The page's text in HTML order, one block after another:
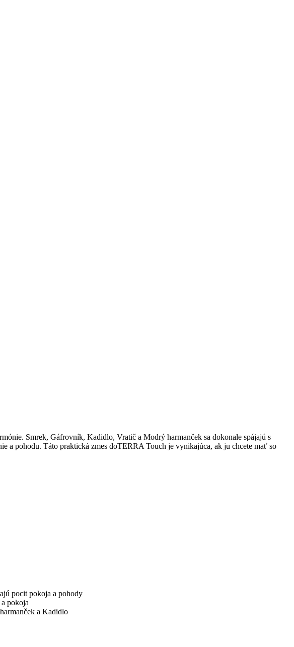
Smrek, Gáfrovník, Kadidlo, Vratič a Modrý harmanček sa dokonale spájajú s
a pohodu. Táto praktická zmes doTERRA Touch je vynikajúca, ak ju chcete mať so
pocit pokoja a pohody
pokoja
a Kadidlo